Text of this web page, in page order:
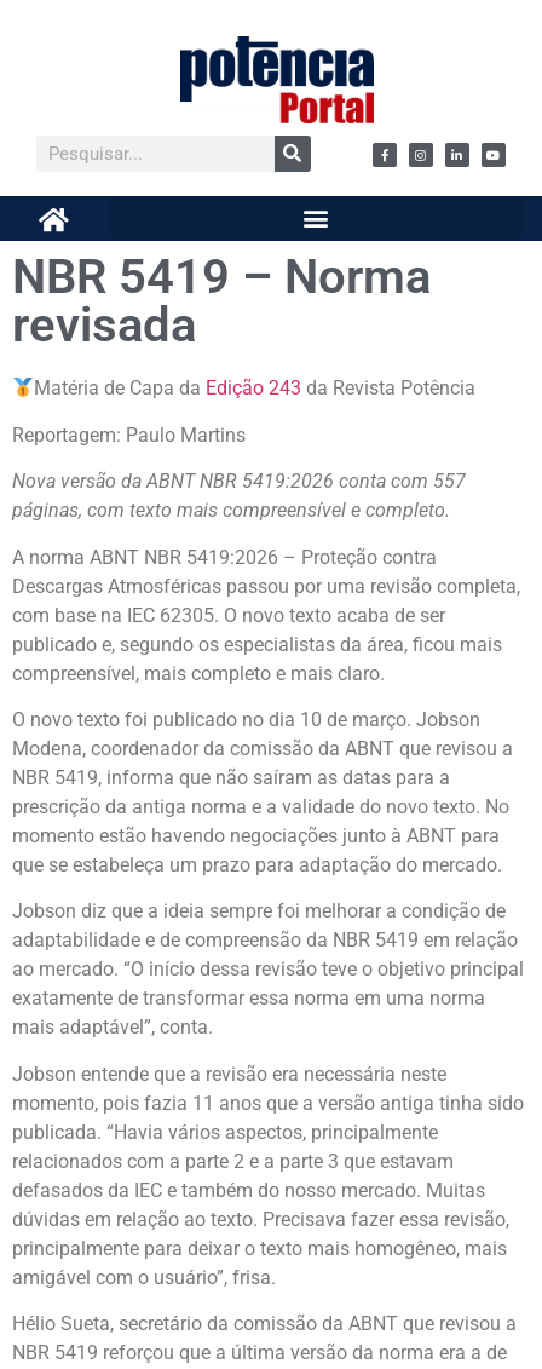
NBR 5419 – Norma
revisada
Matéria de Capa da Edição 243 da Revista Potência
Reportagem: Paulo Martins
Nova versão da ABNT NBR 5419:2026 conta com 557
páginas, com texto mais compreensível e completo.
A norma ABNT NBR 5419:2026 – Proteção contra
Descargas Atmosféricas passou por uma revisão completa,
com base na IEC 62305. O novo texto acaba de ser
publicado e, segundo os especialistas da área, ficou mais
compreensível, mais completo e mais claro.
O novo texto foi publicado no dia 10 de março. Jobson
Modena, coordenador da comissão da ABNT que revisou a
NBR 5419, informa que não saíram as datas para a
prescrição da antiga norma e a validade do novo texto. No
momento estão havendo negociações junto à ABNT para
que se estabeleça um prazo para adaptação do mercado.
Jobson diz que a ideia sempre foi melhorar a condição de
adaptabilidade e de compreensão da NBR 5419 em relação
ao mercado. “O início dessa revisão teve o objetivo principal
exatamente de transformar essa norma em uma norma
mais adaptável”, conta.
Jobson entende que a revisão era necessária neste
momento, pois fazia 11 anos que a versão antiga tinha sido
publicada. “Havia vários aspectos, principalmente
relacionados com a parte 2 e a parte 3 que estavam
defasados da IEC e também do nosso mercado. Muitas
dúvidas em relação ao texto. Precisava fazer essa revisão,
principalmente para deixar o texto mais homogêneo, mais
amigável com o usuário”, frisa.
Hélio Sueta, secretário da comissão da ABNT que revisou a
NBR 5419 reforçou que a última versão da norma era a de